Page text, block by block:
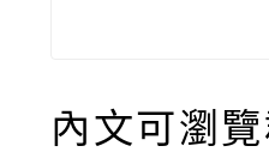
內文可瀏覽